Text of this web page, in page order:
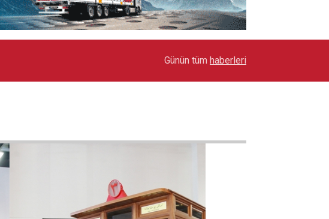
Toyota Otomotiv Sanayi Türkiye Üretime Ara
Günün tüm haberleri